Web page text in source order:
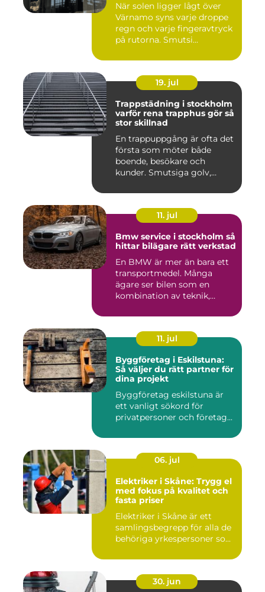
När solen ligger lågt över
Värnamo syns varje droppe
regn och varje fingeravtryck
på rutorna. Smutsi...
19. jul
Trappstädning i stockholm
varför rena trapphus gör så
stor skillnad
En trappuppgång är ofta det
första som möter både
boende, besökare och
kunder. Smutsiga golv,
11. jul
Bmw service i stockholm så
hittar bilägare rätt verkstad
En BMW är mer än bara ett
transportmedel. Många
ägare ser bilen som en
kombination av teknik,
11. jul
Byggföretag i Eskilstuna:
Så väljer du rätt partner för
dina projekt
Byggföretag eskilstuna är
ett vanligt sökord för
privatpersoner och företag...
06. jul
Elektriker i Skåne: Trygg el
med fokus på kvalitet och
fasta priser
Elektriker i Skåne är ett
samlingsbegrepp för alla de
behöriga yrkespersoner so...
30. jun